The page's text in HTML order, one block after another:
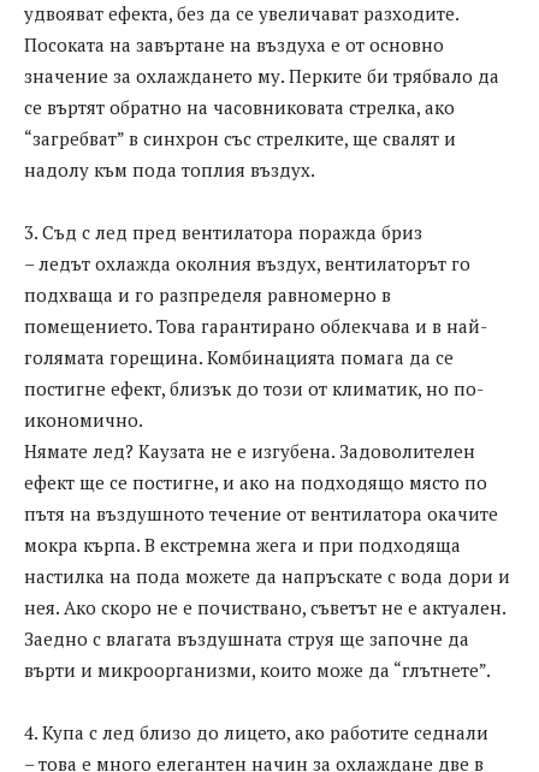
удвояват ефекта, без да се увеличават разходите.
Посоката на завъртане на въздуха е от основно
значение за охлаждането му. Перките би трябвало да
се въртят обратно на часовниковата стрелка, ако
“загребват” в синхрон със стрелките, ще свалят и
надолу към пода топлия въздух.
3. Съд с лед пред вентилатора поражда бриз
– ледът охлажда околния въздух, вентилаторът го
подхваща и го разпределя равномерно в
помещението. Това гарантирано облекчава и в най-
голямата горещина. Комбинацията помага да се
постигне ефект, близък до този от климатик, но по-
икономично.
Нямате лед? Каузата не е изгубена. Задоволителен
ефект ще се постигне, и ако на подходящо място по
пътя на въздушното течение от вентилатора окачите
мокра кърпа. В екстремна жега и при подходяща
настилка на пода можете да напръскате с вода дори и
нея. Ако скоро не е почиствано, съветът не е актуален.
Заедно с влагата въздушната струя ще започне да
върти и микроорганизми, които може да “глътнете”.
4. Купа с лед близо до лицето, ако работите седнали
– това е много елегантен начин за охлаждане две в